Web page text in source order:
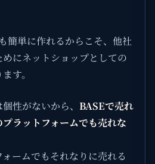
簡単に作れるからこそ、他社
にネットショップとしての
す。
性がないから、 BASEで売れ
プラットフォームでも売れな
ームでもそれなりに売れる